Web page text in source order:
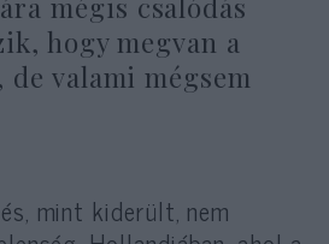
mégis csalódás
hogy megvan a
valami mégsem
mint kiderült, nem